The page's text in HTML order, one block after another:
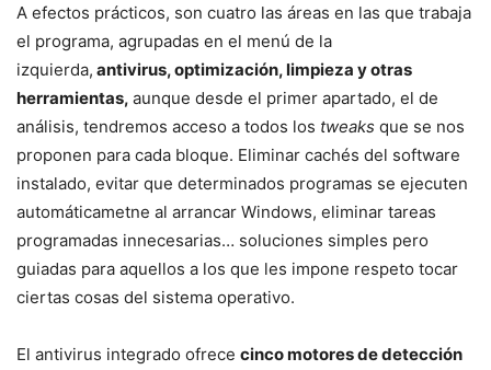
A efectos prácticos, son cuatro las áreas en las que trabaja
el programa, agrupadas en el menú de la
izquierda, antivirus, optimización, limpieza y otras
herramientas, aunque desde el primer apartado, el de
análisis, tendremos acceso a todos los tweaks que se nos
proponen para cada bloque. Eliminar cachés del software
instalado, evitar que determinados programas se ejecuten
automáticametne al arrancar Windows, eliminar tareas
programadas innecesarias… soluciones simples pero
guiadas para aquellos a los que les impone respeto tocar
ciertas cosas del sistema operativo.
El antivirus integrado ofrece cinco motores de detección